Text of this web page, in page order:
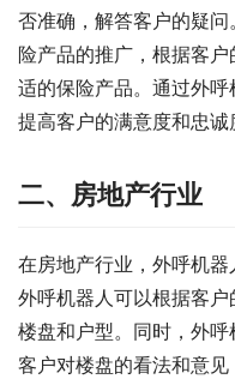
否准确，解答客户的疑
险产品的推广，根据客
适的保险产品。通过外
提高客户的满意度和忠诚
二、房地产行业
在房地产行业，外呼机器
外呼机器人可以根据客
楼盘和户型。同时，外
客户对楼盘的看法和意